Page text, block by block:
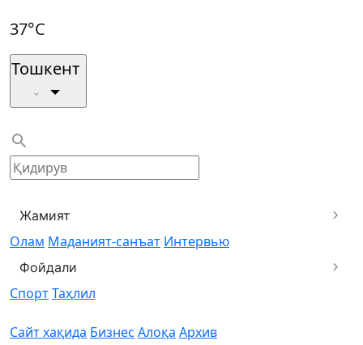
37°C
Тошкент
Жамият
Олам Маданият-санъат Интервью
Фойдали
СпортТаҳлил
Сайт хақида Бизнес Алоқа Архив